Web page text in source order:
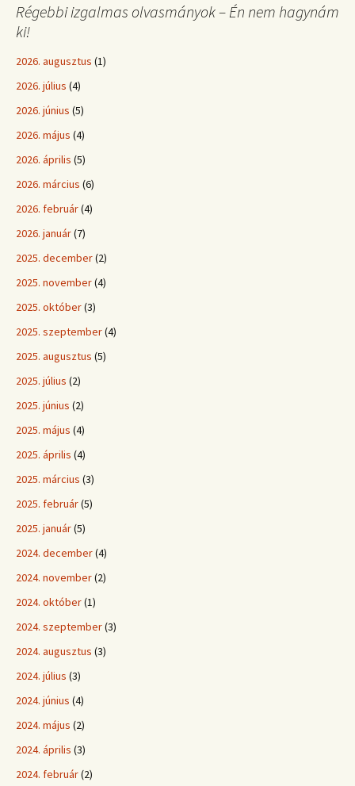
Régebbi izgalmas olvasmányok – Én nem hagynám
ki!
2026. augusztus (1)
2026. július (4)
2026. június (5)
2026. május (4)
2026. április (5)
2026. március (6)
2026. február(4)
2026. január(7)
2025. december(2)
2025. november(4)
2025. október(3)
2025. szeptember(4)
2025. augusztus (5)
2025. július (2)
2025. június (2)
2025. május (4)
2025. április (4)
2025. március (3)
2025. február(5)
2025. január(5)
2024. december(4)
2024. november(2)
2024. október(1)
2024. szeptember(3)
2024. augusztus (3)
2024. július (3)
2024. június (4)
2024. május (2)
2024. április (3)
2024. február(2)